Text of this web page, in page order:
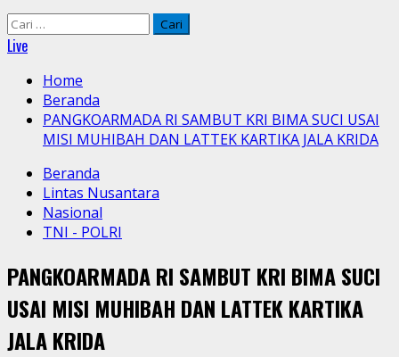
Cari
untuk:
Live
Home
Beranda
PANGKOARMADA RI SAMBUT KRI BIMA SUCI USAI
MISI MUHIBAH DAN LATTEK KARTIKA JALA KRIDA
Beranda
Lintas Nusantara
Nasional
TNI - POLRI
PANGKOARMADA RI SAMBUT KRI BIMA SUCI
USAI MISI MUHIBAH DAN LATTEK KARTIKA
JALA KRIDA